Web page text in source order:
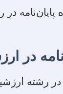
پایان‌نامه
در
در رشته